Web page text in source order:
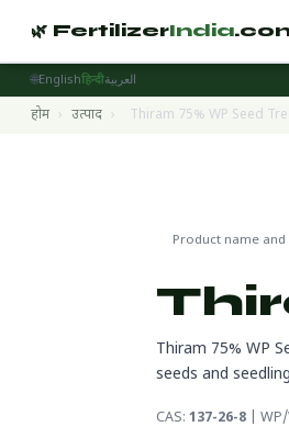
🌿 FertilizerIndia
🌐Englishहिन्दीالعربية
होम › उत्पाद › Thiram 75% WP Seed
Product name
Thiram 75% WP
seeds and
CAS: 137-26-8 |